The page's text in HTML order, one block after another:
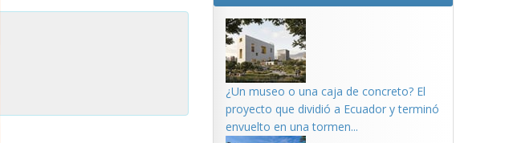
¿Un museo o una caja de concreto? El
proyecto que dividió a Ecuador y terminó
envuelto en una tormen...